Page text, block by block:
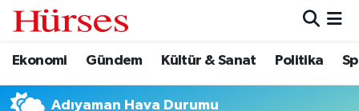
Ekonomi Gündem Kültür & Sanat Politika
Adıyaman Hava Durumu
Ekonomi
Gündem
Hava Durumu
Trafik Durumu